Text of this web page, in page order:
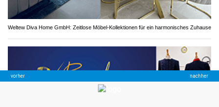
Weltew Diva Home GmbH: Zeitlose Möbel-Kollektionen für ein harmonisches Zuhause